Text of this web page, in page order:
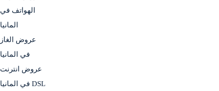
الهواتف في
المانيا
عروض الغاز
في المانيا
عروض انترنت
DSL في المانيا